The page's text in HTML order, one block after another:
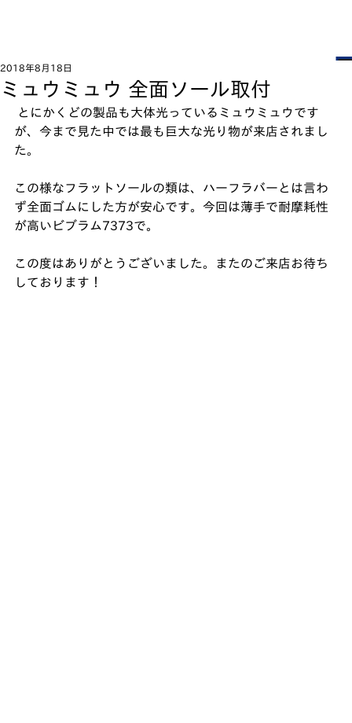
ミュウミュウ 全面ソール取付
2018年8月18日
が、今まで見た中では最も巨大な光り物が来店されまし
た。﻿
この様なフラットソールの類は、ハーフラバーとは言わ
ず全面ゴムにした方が安心です。今回は薄手で耐摩耗性
が高いビブラム7373で。﻿
この度はありがとうございました。またのご来店お待ち
しております！﻿